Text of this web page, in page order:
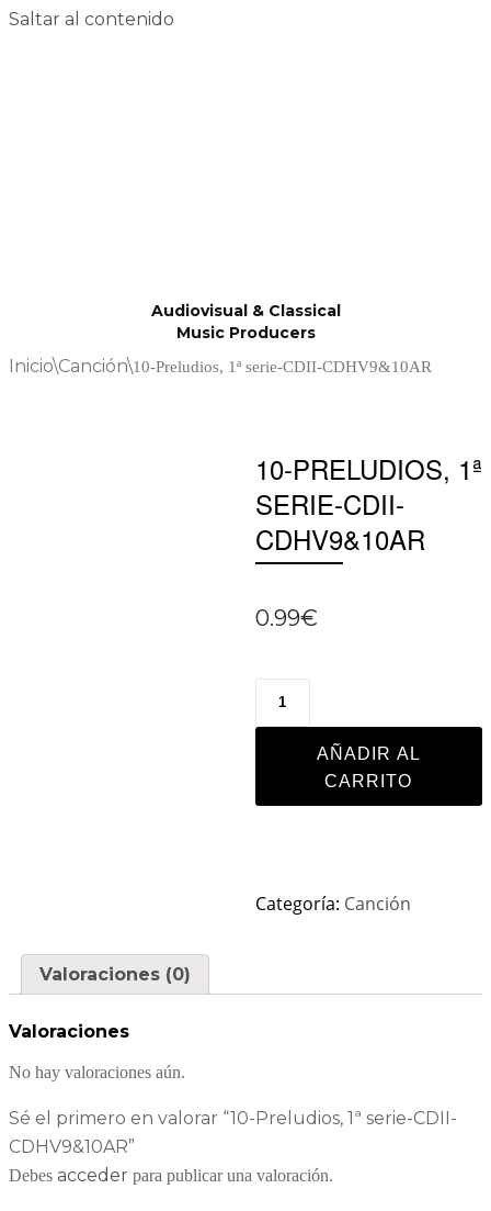
Saltar al contenido
Audiovisual & Classical
Music Producers
Inicio\Canción\10-Preludios, 1ª serie-CDII-CDHV9&10AR
10-PRELUDIOS, 1ª
SERIE-CDII-
CDHV9&10AR
0.99€
AÑADIR AL
CARRITO
Categoría: Canción
Valoraciones (0)
Valoraciones
No hay valoraciones aún.
Sé el primero en valorar “10-Preludios, 1ª serie-CDII-
CDHV9&10AR”
Debes acceder para publicar una valoración.